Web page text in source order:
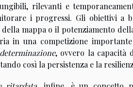
rilevanti e
i progressi. Gli obiettivi a
mappa o il potenziamento
in una competizione
, ovvero la capacità
così la persistenza e la